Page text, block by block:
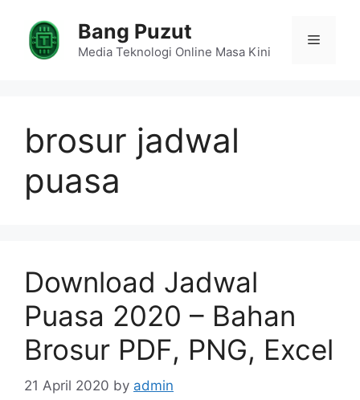
content
Bang Puzut
Media Teknologi Online Masa Kini
Menu
brosur jadwal
puasa
Download Jadwal
Puasa 2020 – Bahan
Brosur PDF, PNG, Excel
21 April 2020 by admin